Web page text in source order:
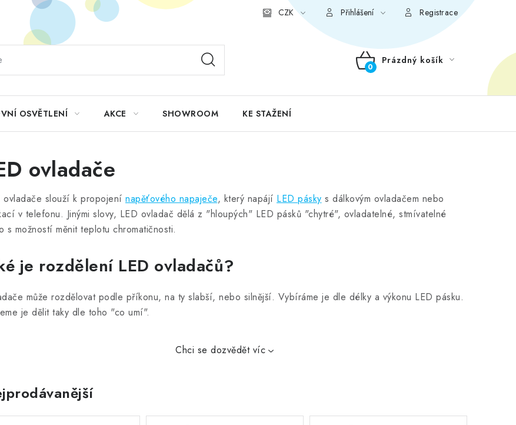
CZK Přihlášení Registrace
NÁKUPNÍ
Prázdný košík
OSVĚTLENÍ AKCE SHOWROOM KE STAŽENÍ
ovladače
ovladače slouží k propojení napěťového napaječe, který napájí LED pásky s dálkovým ovladačem nebo
v telefonu. Jinými slovy, LED ovladač dělá z "hloupých" LED pásků "chytré", ovladatelné, stmívatelné
s možností měnit teplotu chromatičnosti.
je rozdělení LED ovladačů?
může rozdělovat podle příkonu, na ty slabší, nebo silnější. Vybíráme je dle délky a výkonu LED pásku.
je dělit taky dle toho "co umí".
Chci se dozvědět víc